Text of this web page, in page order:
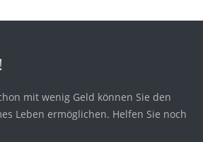
mit wenig Geld können Sie den
Leben ermöglichen. Helfen Sie noch